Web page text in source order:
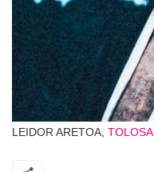
LEIDOR ARETOA, TOLOSA